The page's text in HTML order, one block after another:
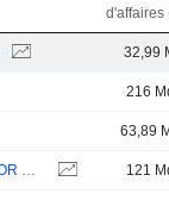
d'affaires
32,99
216
63,89
TSMC (TAIWAN SEMICONDUCTOR MANUFACTURING COMPANY) 121